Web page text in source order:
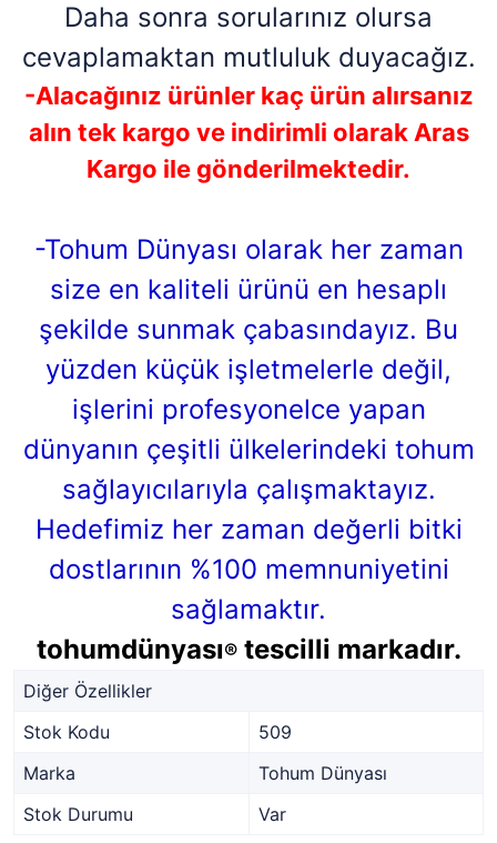
Daha sonra sorularınız olursa
cevaplamaktan mutluluk duyacağız.
-Alacağınız ürünler kaç ürün alırsanız
alın tek kargo ve indirimli olarak Aras
Kargo ile gönderilmektedir.
-Tohum Dünyası olarak her zaman
size en kaliteli ürünü en hesaplı
şekilde sunmak çabasındayız. Bu
yüzden küçük işletmelerle değil,
işlerini profesyonelce yapan
dünyanın çeşitli ülkelerindeki tohum
sağlayıcılarıyla çalışmaktayız.
Hedefimiz her zaman değerli bitki
dostlarının %100 memnuniyetini
sağlamaktır.
tohumdünyası®tescilli markadır.
Diğer Özellikler
Stok Kodu
509
Marka
Tohum Dünyası
Stok Durumu
Var